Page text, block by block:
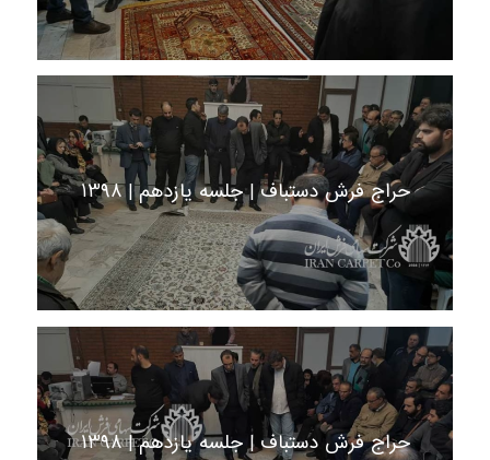
حراج فرش دستباف | جلسه یازدهم | 1398
حراج فرش دستباف | جلسه یازدهم | 1398